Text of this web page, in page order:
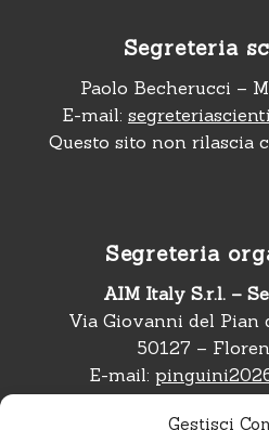
Gestisci
Segreteria
Paolo Becherucci –
E-mail:
Questo sito non rilascia
Segreteria
AIM Italy S.r.l. –
Via Giovanni del Pian
50127 –
E-mail:
Telefono: +39